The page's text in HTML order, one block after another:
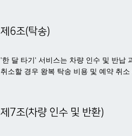
제6조(탁송)
'한 달 타기' 서비스는 차량 인수 및 반납
취소할 경우 왕복 탁송 비용 및 예약 취
제7조(차량 인수 및 반환)